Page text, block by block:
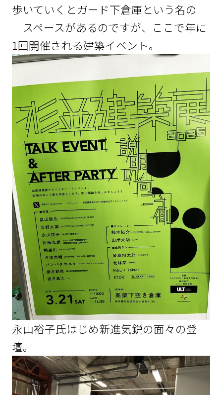
歩いていくとガード下倉庫という名の
スペースがあるのですが、ここで年に
1回開催される建築イベント。
永山裕子氏はじめ新進気鋭の面々の登
壇。